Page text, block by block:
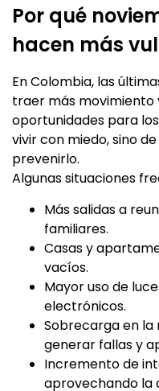
Por qué
hacen más
En Colombia, las
traer más movimiento
oportunidades para
vivir con miedo, sino
prevenirlo.
Algunas situaciones
Más salidas a
familiares.
Casas y
vacíos.
Mayor uso de
electrónicos.
Sobrecarga en
generar fallas y
Incremento de
aprovechando la